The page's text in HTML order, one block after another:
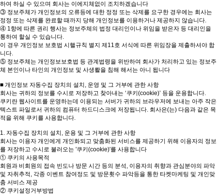
하여 하실 수 있으며 회사는 이에지체없이 조치하겠습니다
③ 정보주체가 개인정보의 오류등에 대한 정정 또는 삭제를 요구한 경우에는 회사는
정정 또는 삭제를 완료할 때까지 당해 개인정보를 이용하거나 제공하지 않습니다.
④ 1항에 따른 권리 행사는 정보주체의 법정 대리인이나 위임을 받은자 등 대리인을
통하여 할실 수 있습니다.
이 경우 개인정보 보호법 시핼규칙 별지 제11호 서식에 따른 위임장을 제출하셔야 합
니다.
⑤ 정보주체는 개인정보보호법 등 관계법령을 위반하여 회사가 처리하고 있는 정보주
체 본인이나 타인의 개인정보 및 사생뢀을 침해 해서는 아니 됩니다
■ 개인정보 자동수집 장치의 설치, 운영 및 그 거부에 관한 사항
회사는 귀하의 정보를 수시로 저장하고 찾아내는 ‘쿠키(cookie)’ 등을 운용합니다.
쿠키란 웹사이트를 운영하는데 이용되는 서버가 귀하의 브라우저에 보내는 아주 작은
텍스트 파일로서 귀하의 컴퓨터 하드디스크에 저장됩니다. 회사은(는) 다음과 같은 목
적을 위해 쿠키를 사용합니다.
1. 자동수집 장치의 설치, 운용 및 그 거부에 관한 사항
회사는 이용자 개인에게 개인화되고 맞춤화된 서비스를 제공하기 위해 이용자의 정보
를 저장하고 수시로 불러오는 '쿠키(cookie)'를 사용합니다
① 쿠키의 사용목적
회원과 비회원의 접속 빈도나 방문 시간 등의 분석, 이용자의 취향과 관심분야의 파악
및 자취추적, 각종 이벤트 참여정도 및 방문횟수 파악등을 통한 타켓마케팅 및 개인맞
춤 서비스 제공
② 쿠키설정거부방법